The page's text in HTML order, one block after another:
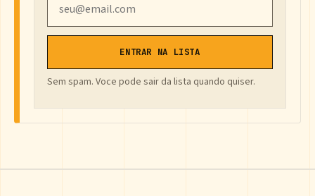
ENTRAR NA LISTA
Sem spam. Voce pode sair da lista quando quiser.